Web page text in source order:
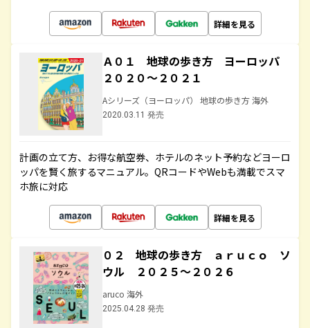
詳細を見る
Ａ０１ 地球の歩き方 ヨーロッパ
２０２０～２０２１
Aシリーズ（ヨーロッパ） 地球の歩き方 海外
2020.03.11 発売
計画の立て方、お得な航空券、ホテルのネット予約などヨーロ
ッパを賢く旅するマニュアル。QRコードやWebも満載でスマ
ホ旅に対応
詳細を見る
０２ 地球の歩き方 ａｒｕｃｏ ソ
ウル ２０２５～２０２６
aruco 海外
2025.04.28 発売